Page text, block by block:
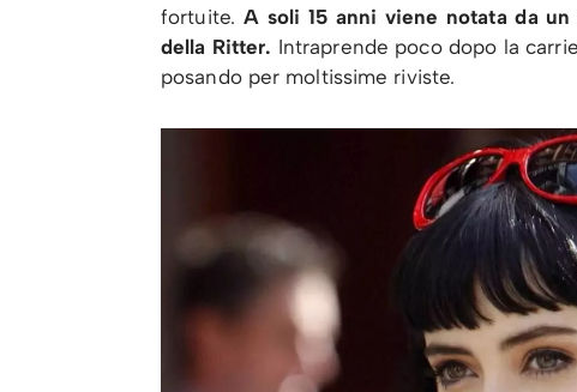
fortuite. A soli 15 anni viene notata da
della Ritter. Intraprende poco dopo la
posando per moltissime riviste.